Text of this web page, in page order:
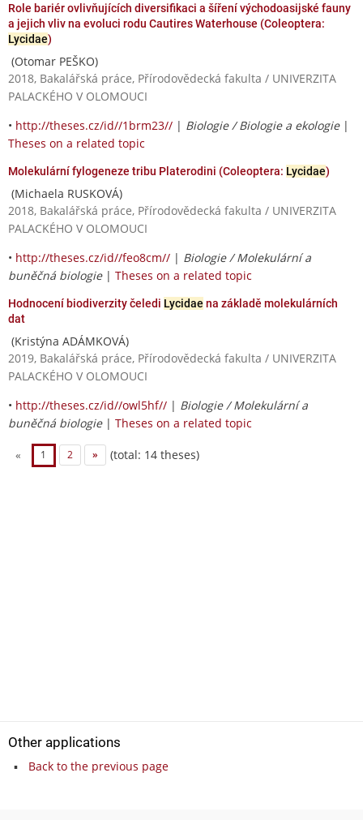
Role bariér ovlivňujících diversifikaci a šíření východoasijské fauny
a jejich vliv na evoluci rodu Cautires Waterhouse (Coleoptera:
Lycidae)
(Otomar PEŠKO)
2018, Bakalářská práce, Přírodovědecká fakulta / UNIVERZITA
PALACKÉHO V OLOMOUCI
• http://theses.cz/id//1brm23// | Biologie / Biologie a ekologie|
Theses on a related topic
Molekulární fylogeneze tribu Platerodini (Coleoptera: Lycidae)
(Michaela RUSKOVÁ)
2018, Bakalářská práce, Přírodovědecká fakulta / UNIVERZITA
PALACKÉHO V OLOMOUCI
• http://theses.cz/id//feo8cm// | Biologie / Molekulární a
buněčná biologie| Theses on a related topic
Hodnocení biodiverzity čeledi Lycidae na základě molekulárních
dat
(Kristýna ADÁMKOVÁ)
2019, Bakalářská práce, Přírodovědecká fakulta / UNIVERZITA
PALACKÉHO V OLOMOUCI
• http://theses.cz/id//owl5hf// | Biologie / Molekulární a
buněčná biologie| Theses on a related topic
« 1 2 » (total: 14 theses)
Other applications
Back to the previous page